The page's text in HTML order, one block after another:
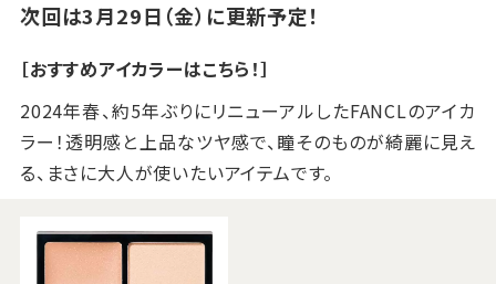
次回は3月29日（金）に更新予定！
［おすすめアイカラーはこちら！］
2024年春、約5年ぶりにリニューアルしたFANCLのアイカ
ラー！透明感と上品なツヤ感で、瞳そのものが綺麗に見え
る、まさに大人が使いたいアイテムです。